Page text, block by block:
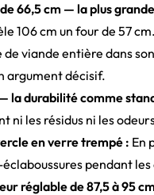
66,5 cm — la plus
106 cm un four de 57
de viande entière dans
argument décisif.
la durabilité comme
ni les résidus ni les
en verre trempé : En
pendant
réglable de 87,5 à 95